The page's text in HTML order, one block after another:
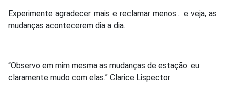
Experimente agradecer mais e reclamar menos... e veja, as
mudanças acontecerem dia a dia.
“Observo em mim mesma as mudanças de estação: eu
claramente mudo com elas.” Clarice Lispector